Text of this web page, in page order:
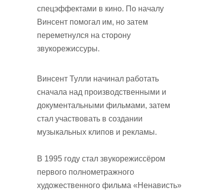
Винсент Тулли начинал работать
сначала над производственными и
документальными фильмами, затем
стал участвовать в создании
музыкальных клипов и рекламы.
В 1995 году стал звукорежиссёром
первого полнометражного
художественного фильма «Ненависть»
спецэффектами в кино. По началу
Винсент помогал им, но затем
переметнулся на сторону
звукорежиссуры.